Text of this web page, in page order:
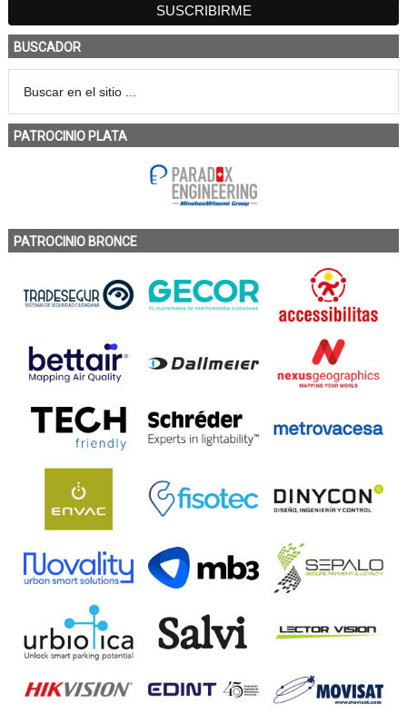
BUSCADOR
PATROCINIO PLATA
PATROCINIO BRONCE